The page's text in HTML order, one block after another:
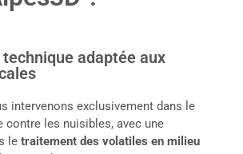
adaptée aux
intervenons exclusivement dans le
contre les nuisibles, avec une
le traitement des volatiles en milieu